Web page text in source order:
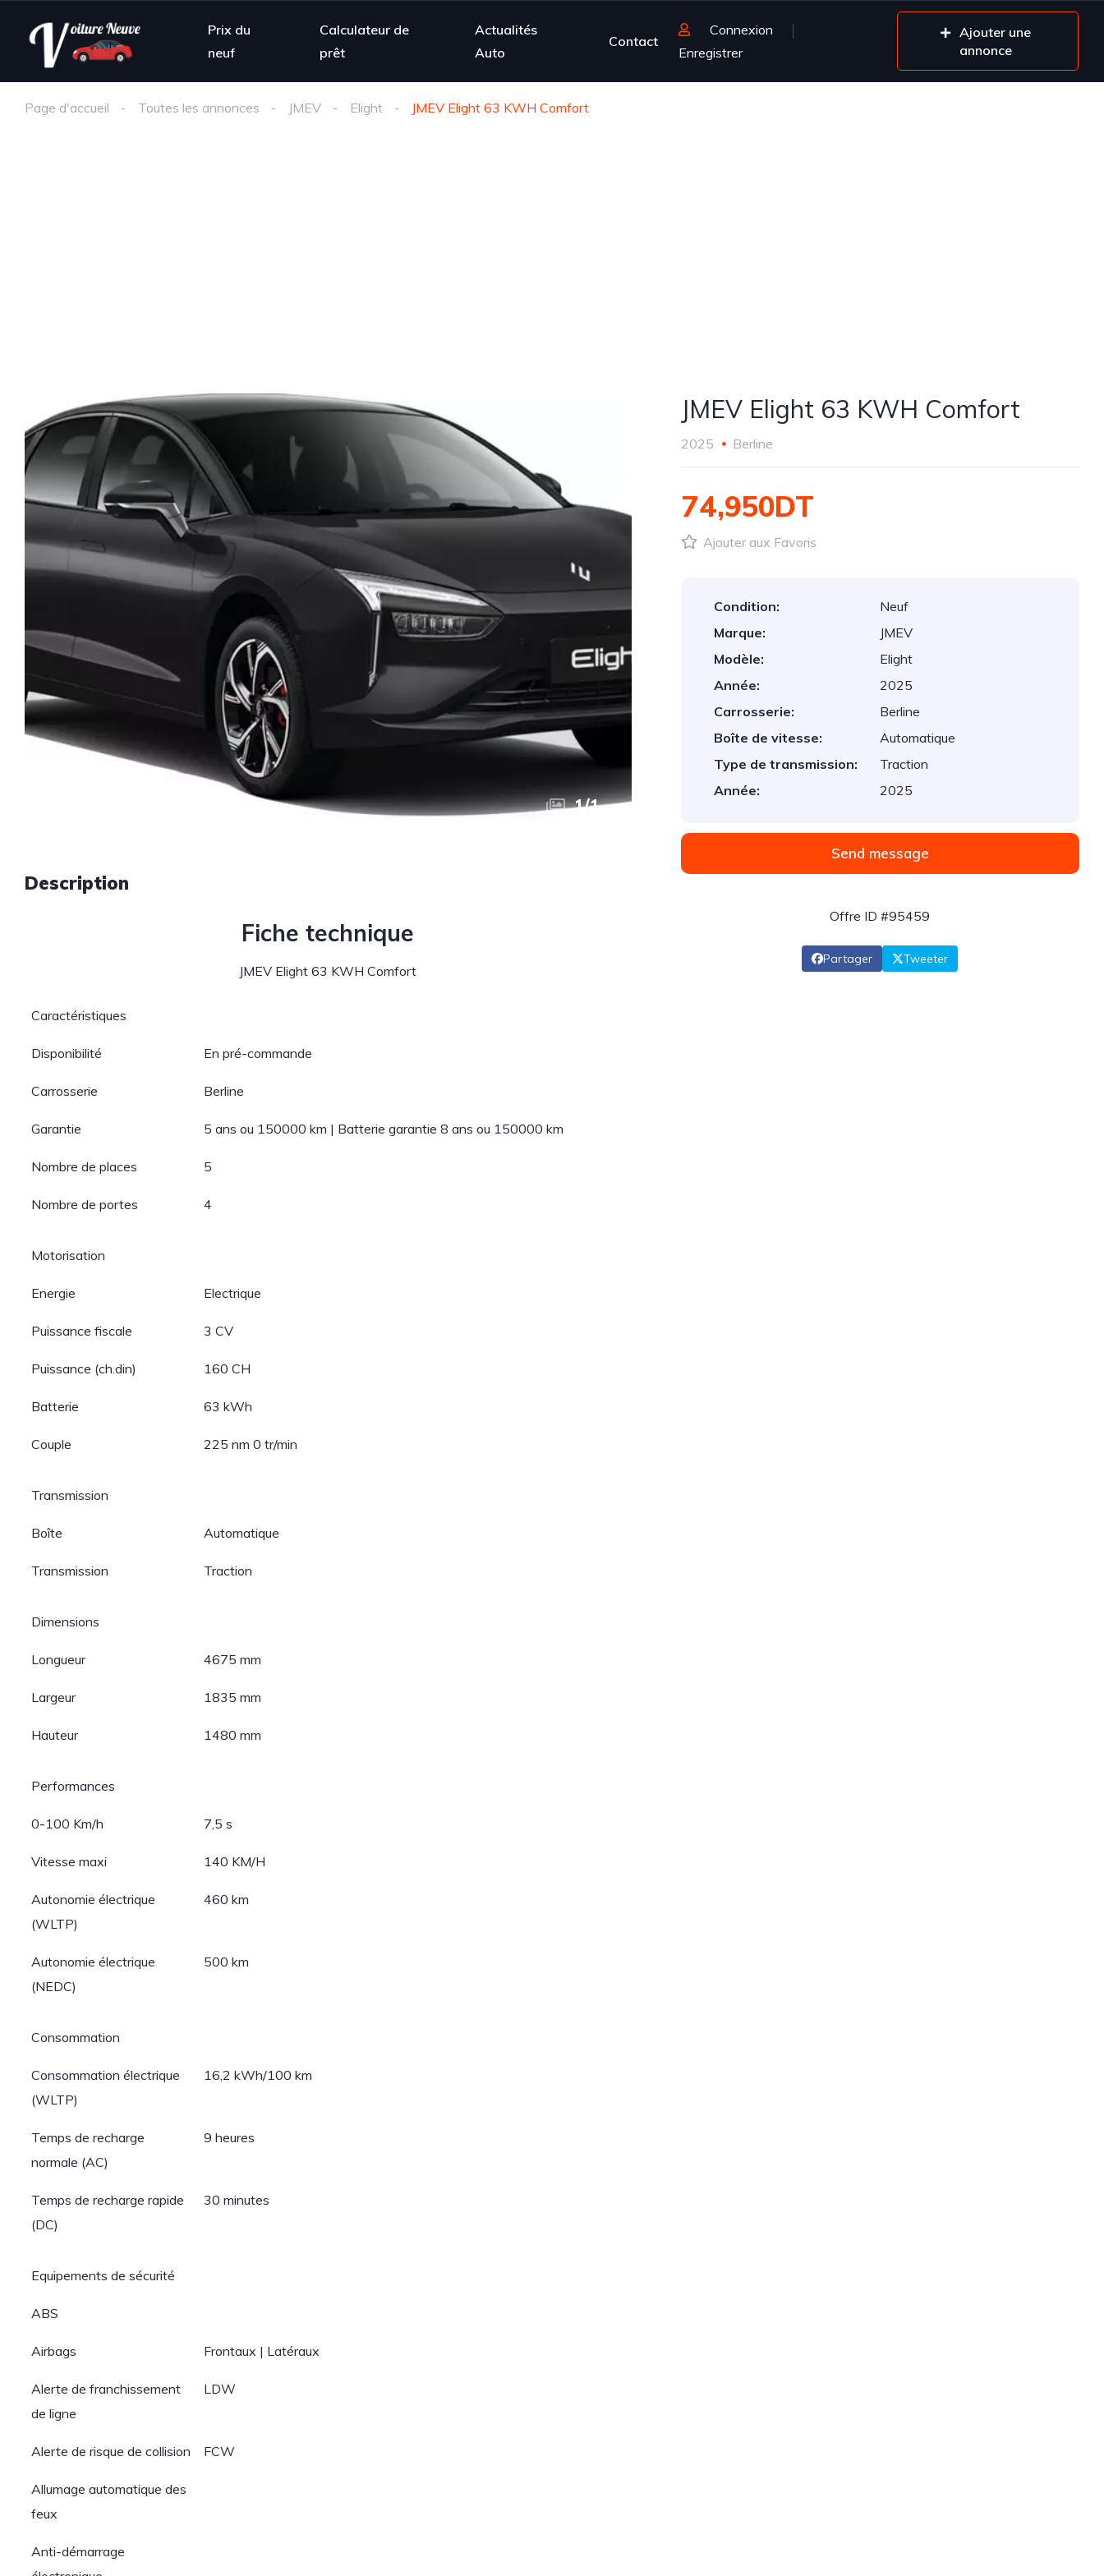
Prix du
neuf
Calculateur de
prêt
Actualités
Auto
Contact
Connexion
Enregistrer
Ajouter une
annonce
Page d'accueil Toutes les annonces JMEV Elight JMEV Elight 63 KWH Comfort
1/1
Description
Fiche technique
JMEV Elight 63 KWH Comfort
Caractéristiques
Disponibilité En pré-commande
Carrosserie Berline
Garantie 5 ans ou 150000 km | Batterie garantie 8 ans ou 150000 km
Nombre de places 5
Nombre de portes 4
Motorisation
Energie Electrique
Puissance fiscale 3 CV
Puissance (ch.din) 160 CH
Batterie 63 kWh
Couple 225 nm 0 tr/min
Transmission
Boîte Automatique
Transmission Traction
Dimensions
Longueur 4675 mm
Largeur 1835 mm
Hauteur 1480 mm
Performances
0-100 Km/h 7,5 s
Vitesse maxi 140 KM/H
Autonomie électrique
(WLTP)
460 km
Autonomie électrique
(NEDC)
500 km
Consommation
Consommation électrique
(WLTP)
16,2 kWh/100 km
Temps de recharge
normale (AC)
9 heures
Temps de recharge rapide
(DC)
30 minutes
Equipements de sécurité
ABS
Airbags Frontaux | Latéraux
Alerte de franchissement
de ligne
LDW
Alerte de risque de collision FCW
Allumage automatique des
feux
Anti-démarrage
JMEV Elight 63 KWH Comfort
2025 Berline
74,950DT
Ajouter aux Favoris
Condition:
Neuf
Marque:
JMEV
Modèle:
Elight
Année:
2025
Carrosserie:
Berline
Boîte de vitesse:
Automatique
Type de transmission:
Traction
Année:
2025
Send message
Offre ID #95459
Partager Tweeter